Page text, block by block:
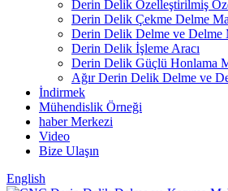
Derin Delik Özelleştirilmiş
Derin Delik Çekme Delme
Derin Delik Delme ve Delme
Derin Delik İşleme Aracı
Derin Delik Güçlü Honlama
Ağır Derin Delik Delme ve
İndirmek
Mühendislik Örneği
haber Merkezi
Video
Bize Ulaşın
English